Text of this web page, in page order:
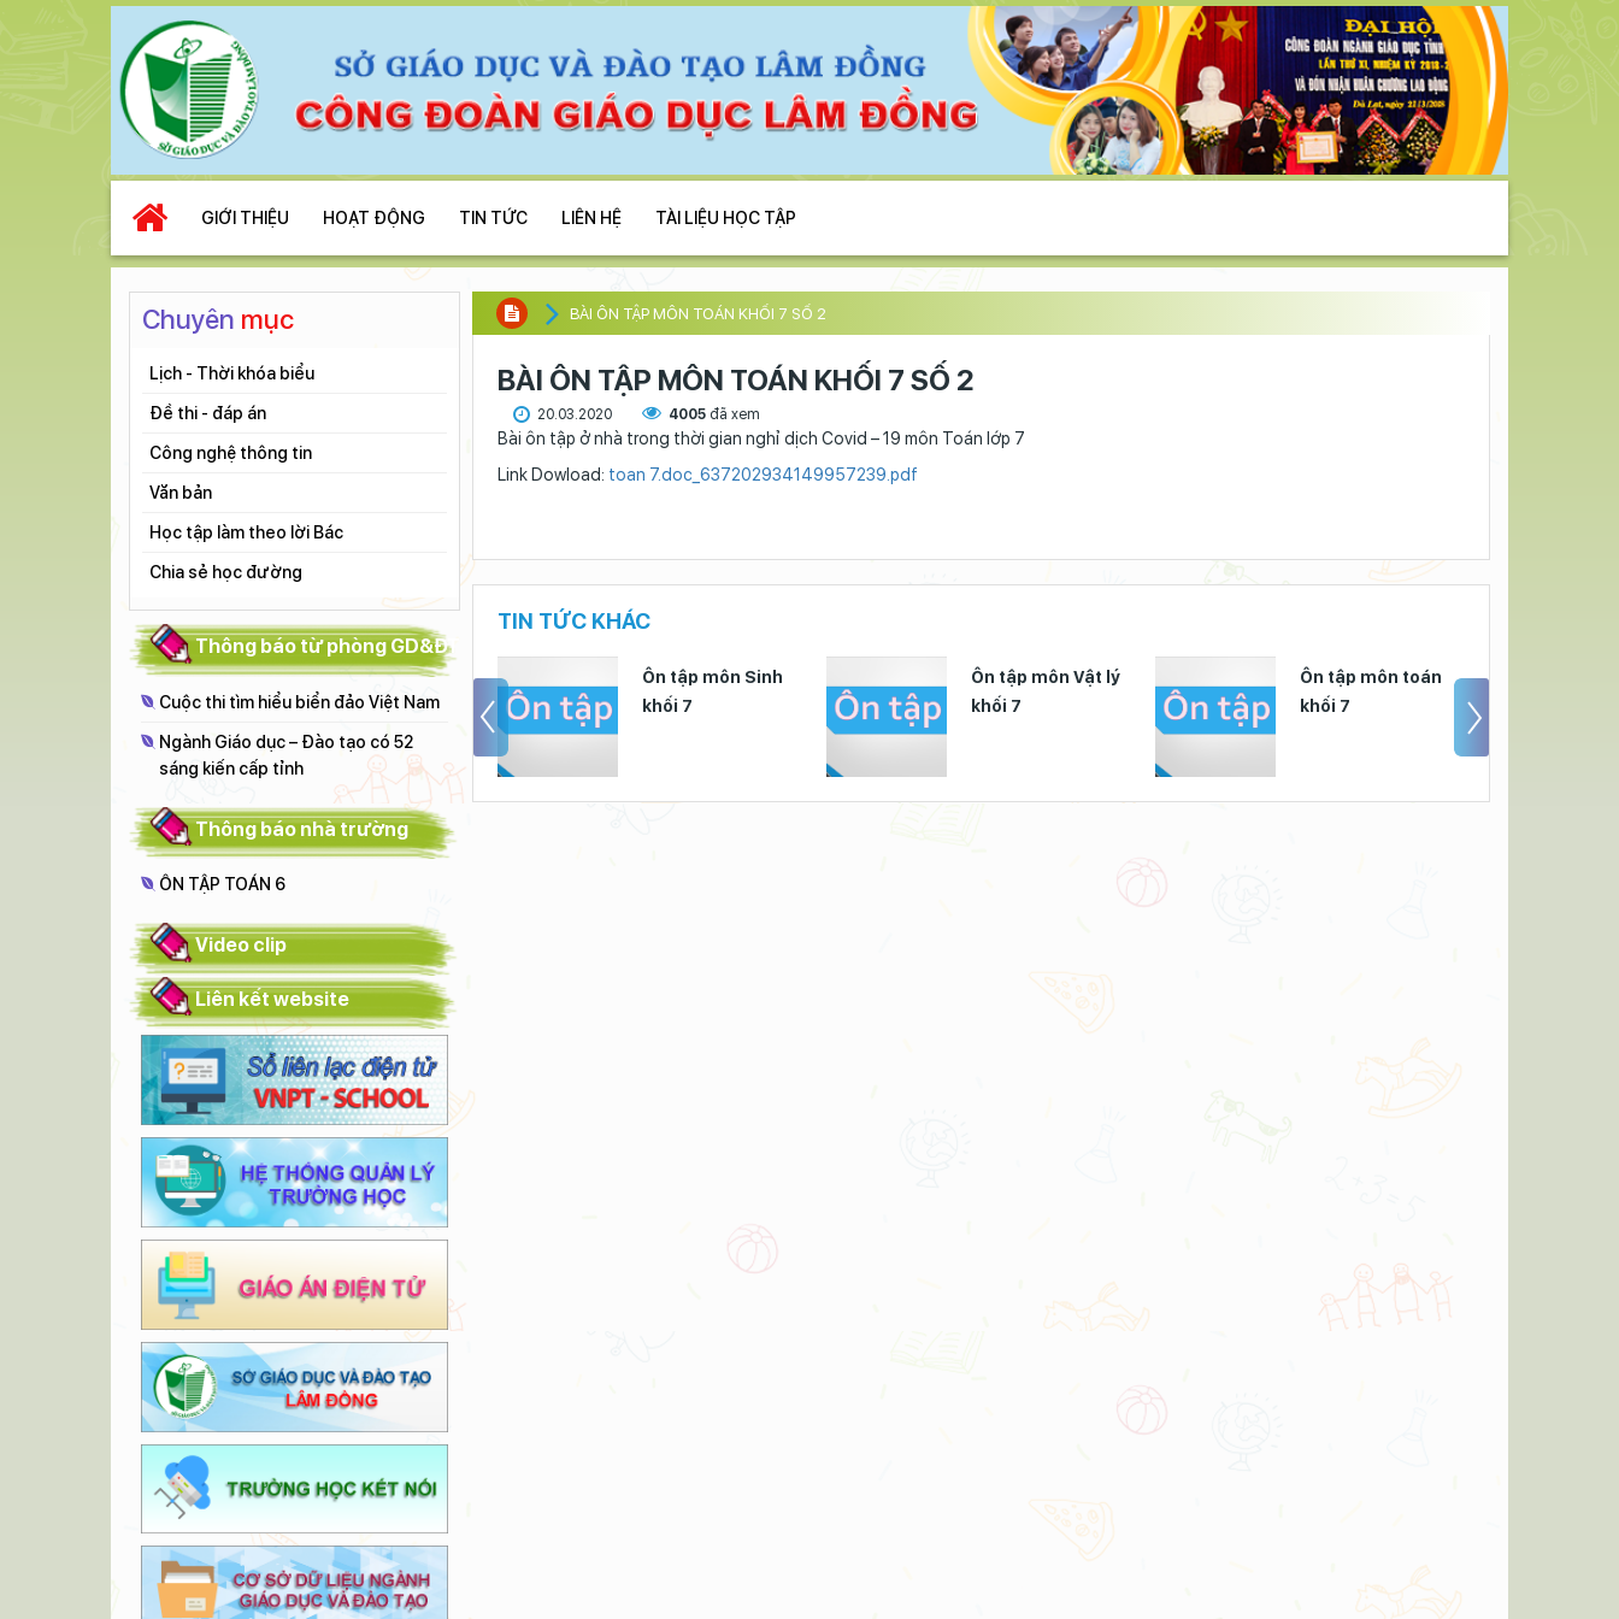
GIỚI THIỆU HOẠT ĐỘNG TIN TỨC LIÊN HỆ TÀI LIỆU HỌC TẬP
Chuyên mục
Lịch - Thời khóa biểu
Đề thi - đáp án
Công nghệ thông tin
Văn bản
Học tập làm theo lời Bác
Chia sẻ học đường
Thông báo từ phòng GD&ĐT
Cuộc thi tìm hiểu biển đảo Việt Nam
Ngành Giáo dục – Đào tạo có 52
sáng kiến cấp tỉnh
Thông báo nhà trường
ÔN TẬP TOÁN 6
Video clip
Liên kết website
BÀI ÔN TẬP MÔN TOÁN KHỐI 7 SỐ 2
BÀI ÔN TẬP MÔN TOÁN KHỐI 7 SỐ 2
20.03.2020 4005 đã xem
Bài ôn tập ở nhà trong thời gian nghỉ dịch Covid – 19 môn Toán lớp 7
Link Dowload: toan 7.doc_637202934149957239.pdf
TIN TỨC KHÁC
BÀI ÔN TẬP MÔN
TOÁN KHỐI 7 SỐ 3
Ôn tập môn Sinh
khối 7
Ôn tập môn Vật lý
khối 7
Ôn tập môn toán
khối 7